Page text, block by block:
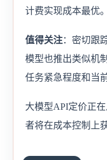
计费实现成本最优。
值得关注：密切跟
模型也推出类似机
任务紧急程度和当
大模型API定价正
者将在成本控制上